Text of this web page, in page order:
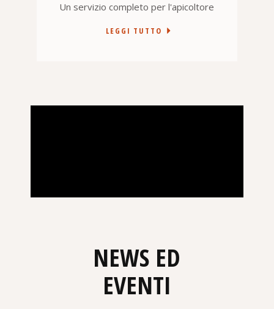
Un servizio completo per l'apicoltore
LEGGI TUTTO
NEWS ED
EVENTI